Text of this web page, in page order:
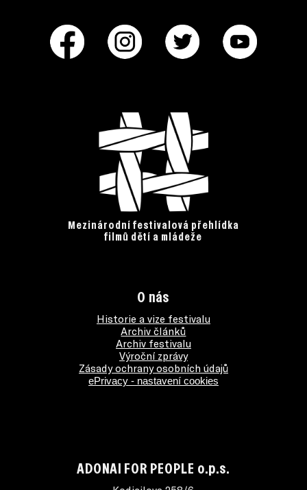
Mezinárodní festivalová přehlídka
filmů dětí a mládeže
O nás
Historie a vize festivalu
Archiv článků
Archiv festivalu
Výroční zprávy
Zásady ochrany osobních údajů
ePrivacy - nastavení cookies
ADONAI FOR PEOPLE o.p.s.